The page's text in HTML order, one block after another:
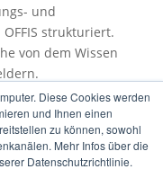
Diese Cookies werden
und Ihnen einen
zu können, sowohl
Mehr Infos über die
Datenschutzrichtlinie.
und
strukturiert.
von dem Wissen
zwei Ebenen:
wie international
einen Namen